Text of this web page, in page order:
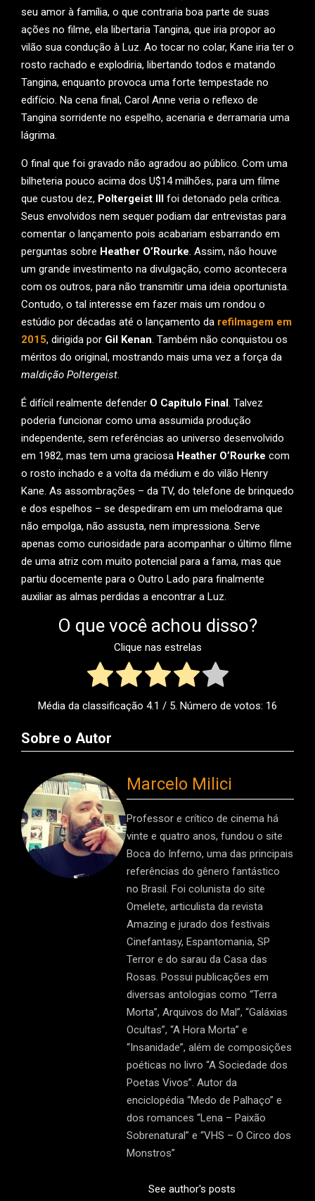
seu amor à família, o que contraria boa parte de suas
ações no filme, ela libertaria Tangina, que iria propor ao
vilão sua condução à Luz. Ao tocar no colar, Kane iria ter o
rosto rachado e explodiria, libertando todos e matando
Tangina, enquanto provoca uma forte tempestade no
edifício. Na cena final, Carol Anne veria o reflexo de
Tangina sorridente no espelho, acenaria e derramaria uma
lágrima.
O final que foi gravado não agradou ao público. Com uma
bilheteria pouco acima dos U$14 milhões, para um filme
que custou dez, Poltergeist III foi detonado pela crítica.
Seus envolvidos nem sequer podiam dar entrevistas para
comentar o lançamento pois acabariam esbarrando em
perguntas sobre Heather O’Rourke. Assim, não houve
um grande investimento na divulgação, como acontecera
com os outros, para não transmitir uma ideia oportunista.
Contudo, o tal interesse em fazer mais um rondou o
estúdio por décadas até o lançamento da refilmagem em
2015, dirigida por Gil Kenan. Também não conquistou os
méritos do original, mostrando mais uma vez a força da
maldição Poltergeist.
É difícil realmente defender O Capítulo Final. Talvez
poderia funcionar como uma assumida produção
independente, sem referências ao universo desenvolvido
em 1982, mas tem uma graciosa Heather O’Rourke com
o rosto inchado e a volta da médium e do vilão Henry
Kane. As assombrações – da TV, do telefone de brinquedo
e dos espelhos – se despediram em um melodrama que
não empolga, não assusta, nem impressiona. Serve
apenas como curiosidade para acompanhar o último filme
de uma atriz com muito potencial para a fama, mas que
partiu docemente para o Outro Lado para finalmente
auxiliar as almas perdidas a encontrar a Luz.
O que você achou disso?
Clique nas estrelas
Média da classificação 4.1 / 5. Número de votos: 16
Sobre o Autor
Marcelo Milici
Professor e crítico de cinema há
vinte e quatro anos, fundou o site
Boca do Inferno, uma das principais
referências do gênero fantástico
no Brasil. Foi colunista do site
Omelete, articulista da revista
Amazing e jurado dos festivais
Cinefantasy, Espantomania, SP
Terror e do sarau da Casa das
Rosas. Possui publicações em
diversas antologias como “Terra
Morta”, Arquivos do Mal”, “Galáxias
Ocultas”, “A Hora Morta” e
“Insanidade”, além de composições
poéticas no livro “A Sociedade dos
Poetas Vivos”. Autor da
enciclopédia “Medo de Palhaço” e
dos romances “Lena – Paixão
Sobrenatural” e “VHS – O Circo dos
Monstros”
See author's posts